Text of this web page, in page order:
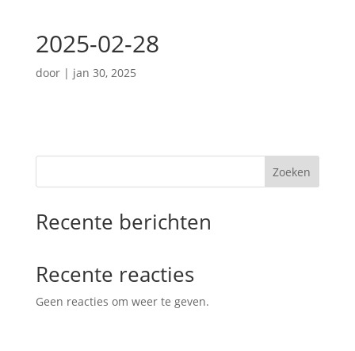
2025-02-28
door | jan 30, 2025
Zoeken
Recente berichten
Recente reacties
Geen reacties om weer te geven.